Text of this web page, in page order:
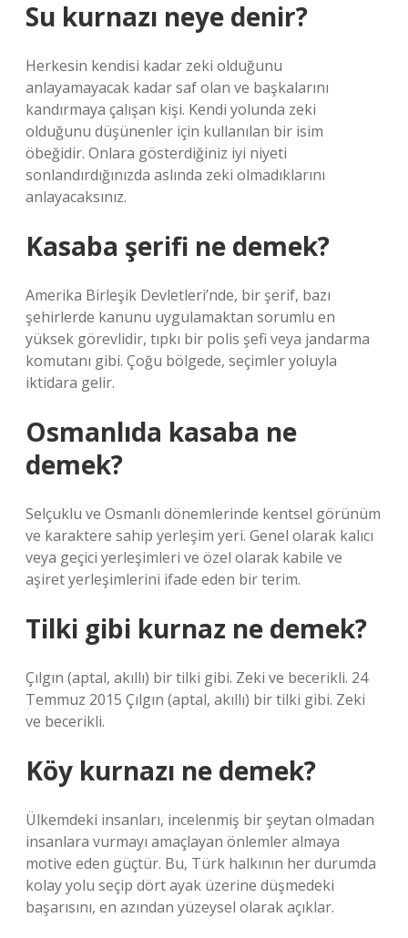
Su kurnazı neye denir?
Herkesin kendisi kadar zeki olduğunu
anlayamayacak kadar saf olan ve başkalarını
kandırmaya çalışan kişi. Kendi yolunda zeki
olduğunu düşünenler için kullanılan bir isim
öbeğidir. Onlara gösterdiğiniz iyi niyeti
sonlandırdığınızda aslında zeki olmadıklarını
anlayacaksınız.
Kasaba şerifi ne demek?
Amerika Birleşik Devletleri’nde, bir şerif, bazı
şehirlerde kanunu uygulamaktan sorumlu en
yüksek görevlidir, tıpkı bir polis şefi veya jandarma
komutanı gibi. Çoğu bölgede, seçimler yoluyla
iktidara gelir.
Osmanlıda kasaba ne
demek?
Selçuklu ve Osmanlı dönemlerinde kentsel görünüm
ve karaktere sahip yerleşim yeri. Genel olarak kalıcı
veya geçici yerleşimleri ve özel olarak kabile ve
aşiret yerleşimlerini ifade eden bir terim.
Tilki gibi kurnaz ne demek?
Çılgın (aptal, akıllı) bir tilki gibi. Zeki ve becerikli. 24
Temmuz 2015 Çılgın (aptal, akıllı) bir tilki gibi. Zeki
ve becerikli.
Köy kurnazı ne demek?
Ülkemdeki insanları, incelenmiş bir şeytan olmadan
insanlara vurmayı amaçlayan önlemler almaya
motive eden güçtür. Bu, Türk halkının her durumda
kolay yolu seçip dört ayak üzerine düşmedeki
başarısını, en azından yüzeysel olarak açıklar.